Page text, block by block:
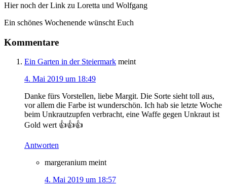
Hier noch der Link zu Loretta und Wolfgang
Ein schönes Wochenende wünscht Euch
Kommentare
Ein Garten in der Steiermark meint
4. Mai 2019 um 18:49
Danke fürs Vorstellen, liebe Margit. Die Sorte sieht toll aus,
vor allem die Farbe ist wunderschön. Ich hab sie letzte Woche
beim Unkrautzupfen verbracht, eine Waffe gegen Unkraut ist
Gold wert 👍👍👍
Antworten
margeranium meint
4. Mai 2019 um 18:57